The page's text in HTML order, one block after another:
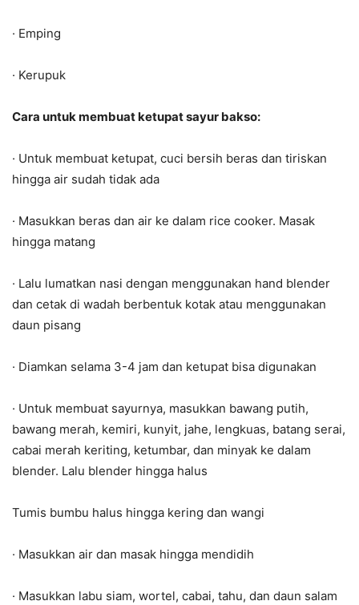
· Emping
· Kerupuk
Cara untuk membuat ketupat sayur bakso:
· Untuk membuat ketupat, cuci bersih beras dan tiriskan
hingga air sudah tidak ada
· Masukkan beras dan air ke dalam rice cooker. Masak
hingga matang
· Lalu lumatkan nasi dengan menggunakan hand blender
dan cetak di wadah berbentuk kotak atau menggunakan
daun pisang
· Diamkan selama 3-4 jam dan ketupat bisa digunakan
· Untuk membuat sayurnya, masukkan bawang putih,
bawang merah, kemiri, kunyit, jahe, lengkuas, batang serai,
cabai merah keriting, ketumbar, dan minyak ke dalam
blender. Lalu blender hingga halus
Tumis bumbu halus hingga kering dan wangi
· Masukkan air dan masak hingga mendidih
· Masukkan labu siam, wortel, cabai, tahu, dan daun salam